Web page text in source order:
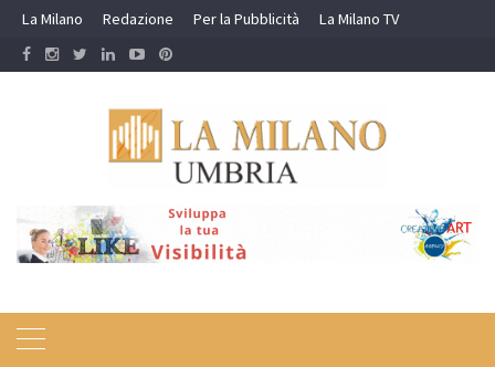
Skip
content
La Milano Redazione Per la Pubblicità La Milano TV